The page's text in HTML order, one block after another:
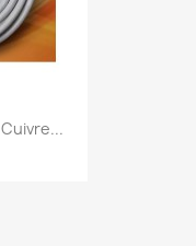
Cuivre...